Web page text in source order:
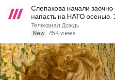
Слепакова начали заочно
напасть на НАТО осенью.
«Колобка»
Телеканал Дождь
New
45K views